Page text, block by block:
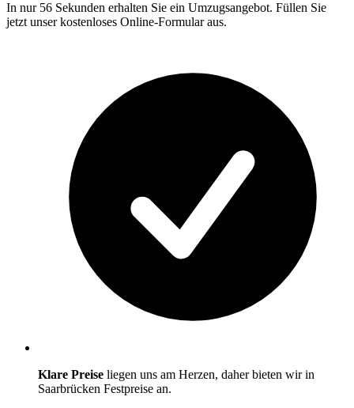
In nur 56 Sekunden erhalten Sie ein Umzugsangebot. Füllen Sie
jetzt unser kostenloses Online-Formular aus.
Klare Preise liegen uns am Herzen, daher bieten wir in
Saarbrücken Festpreise an.